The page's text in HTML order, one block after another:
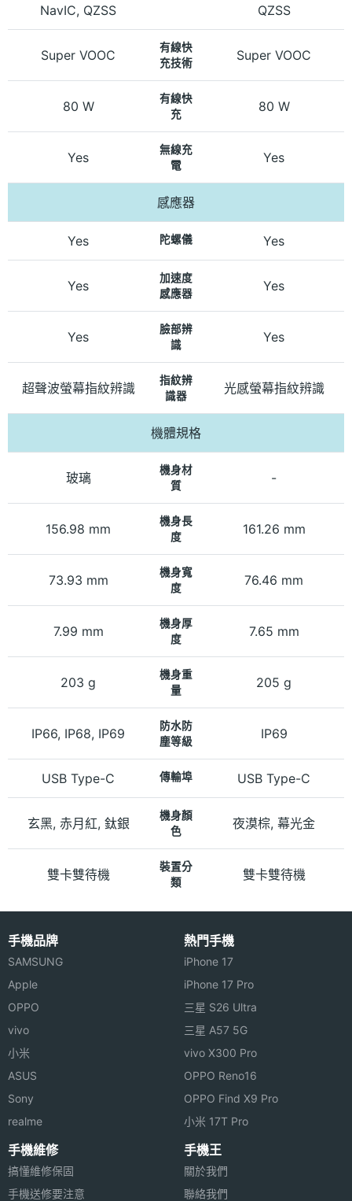
NavIC, QZSS
QZSS
Super VOOC
有線快
充技術
Super VOOC
80 W
有線快
充
80 W
Yes
無線充
電
Yes
感應器
Yes 陀螺儀 Yes
Yes
加速度
感應器
Yes
Yes
臉部辨
識
Yes
超聲波螢幕指紋辨識
指紋辨
識器
光感螢幕指紋辨識
機體規格
玻璃
機身材
質
-
156.98 mm
機身長
度
161.26 mm
73.93 mm
機身寬
度
76.46 mm
7.99 mm
機身厚
度
7.65 mm
203 g
機身重
量
205 g
IP66, IP68, IP69
防水防
塵等級
IP69
USB Type-C 傳輸埠 USB Type-C
玄黑, 赤月紅, 鈦銀
機身顏
色
夜漠棕, 幕光金
雙卡雙待機
裝置分
類
雙卡雙待機
手機品牌
SAMSUNG
Apple
OPPO
vivo
小米
ASUS
Sony
realme
熱門手機
iPhone 17
iPhone 17 Pro
三星 S26 Ultra
三星 A57 5G
vivo X300 Pro
OPPO Reno16
OPPO Find X9 Pro
小米 17T Pro
手機維修
搞懂維修保固
手機送修要注意
手機王
關於我們
聯絡我們